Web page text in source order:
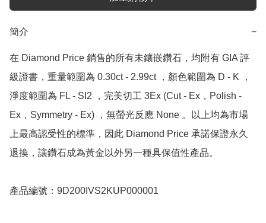
簡介 −
在 Diamond Price 銷售的所有未鑲嵌鑽石，均附有 GIA 評
級證書，重量範圍為 0.30ct - 2.99ct ，顏色範圍為 D - K ，
淨度範圍為 FL - SI2 ，完美切工 3Ex (Cut - Ex，Polish -
Ex，Symmetry - Ex) ，無螢光反應 None 。以上均為市場
上最高認受性的標準，因此 Diamond Price 承諾保證永久
退換，讓鑽石成為黃金以外另一種具保值性產品。
產品編號：9D200IVS2KUP000001